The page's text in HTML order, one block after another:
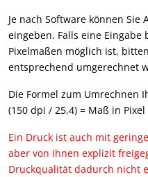
Je nach Software können
eingeben. Falls eine
Pixelmaßen möglich ist,
entsprechend umgerechnet
Die Formel zum Umrechnen
(150 dpi / 25,4) = Maß in Pixel
Ein Druck ist auch mit
aber von Ihnen explizit
Druckqualität dadurch nicht